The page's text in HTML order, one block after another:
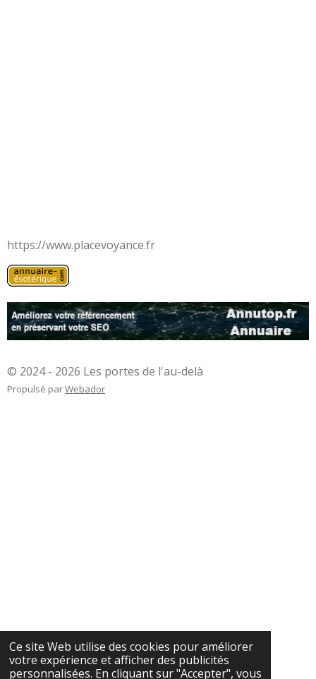
Ce site Web utilise des cookies pour améliorer
votre expérience et afficher des publicités
personnalisées. En cliquant sur "Accepter", vous
https://www.placevoyance.fr
© 2024 - 2026 Les portes de l'au-delà
Propulsé parWebador